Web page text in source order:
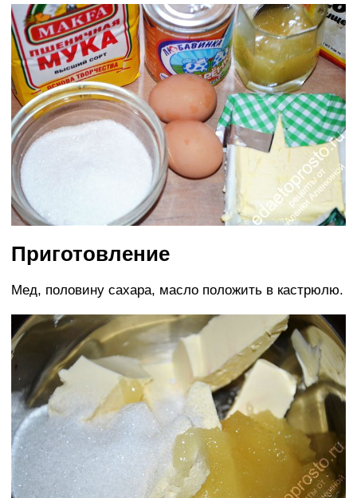
Приготовление
Мед, половину сахара, масло положить в кастрюлю.